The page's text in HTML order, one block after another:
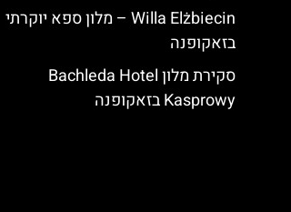
Willa Elżbiecin – מלון ספא יוקרתי
בזאקופנה
סקירת מלון Bachleda Hotel
Kasprowy בזאקופנה